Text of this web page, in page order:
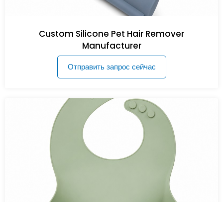
Custom Silicone Pet Hair Remover
Manufacturer
Отправить запрос сейчас